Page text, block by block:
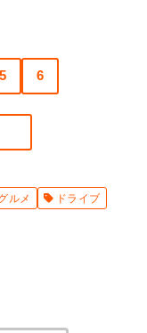
5 6
ルメ
ドライブ